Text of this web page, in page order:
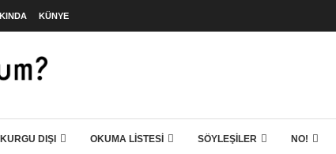
KÜNYE
KURGU DIŞI OKUMA LISTESI SÖYLEŞILER NO!